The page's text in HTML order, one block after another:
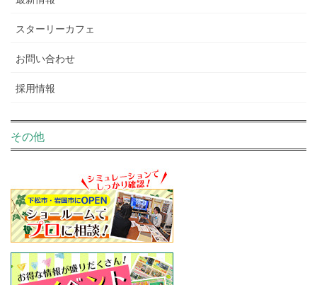
スターリーカフェ
お問い合わせ
採用情報
その他